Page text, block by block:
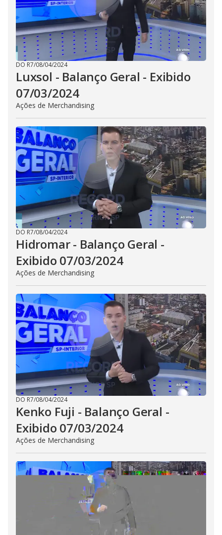
DO R7/08/04/2024
Luxsol - Balanço Geral - Exibido
07/03/2024
Ações de Merchandising
DO R7/08/04/2024
Hidromar - Balanço Geral -
Exibido 07/03/2024
Ações de Merchandising
DO R7/08/04/2024
Kenko Fuji - Balanço Geral -
Exibido 07/03/2024
Ações de Merchandising